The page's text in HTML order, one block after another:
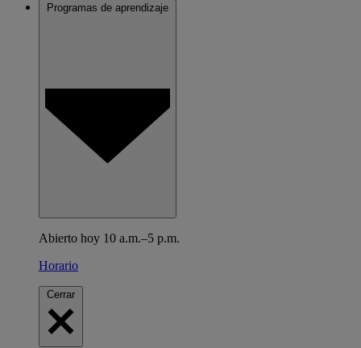
Programas de aprendizaje
Abierto hoy 10 a.m.–5 p.m.
Horario
Cerrar